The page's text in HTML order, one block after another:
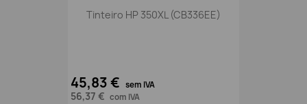
Tinteiro HP 350XL (CB336EE)
45,83 € sem IVA
56,37 € com IVA